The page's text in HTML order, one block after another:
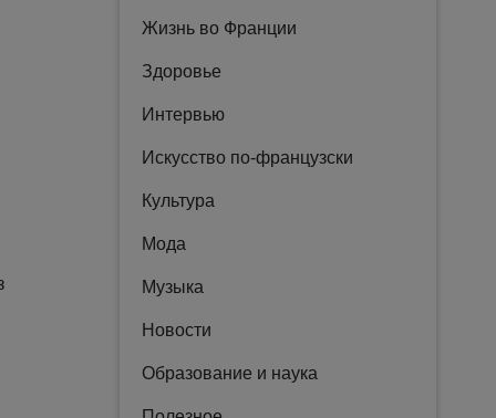
Жизнь во Франции
Здоровье
Интервью
Искусство по-французски
Культура
Мода
Музыка
Новости
Образование и наука